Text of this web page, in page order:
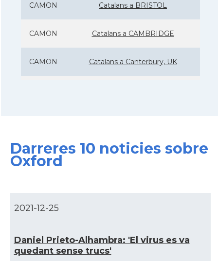
CAMON Catalans a BRISTOL
CAMON Catalans a CAMBRIDGE
CAMON Catalans a Canterbury, UK
CAMON Catalans a CHELTENHAM
CAMON
Darreres 10 noticies sobre
Oxford
2021-12-25
Daniel Prieto-Alhambra: 'El virus es va
quedant sense trucs'